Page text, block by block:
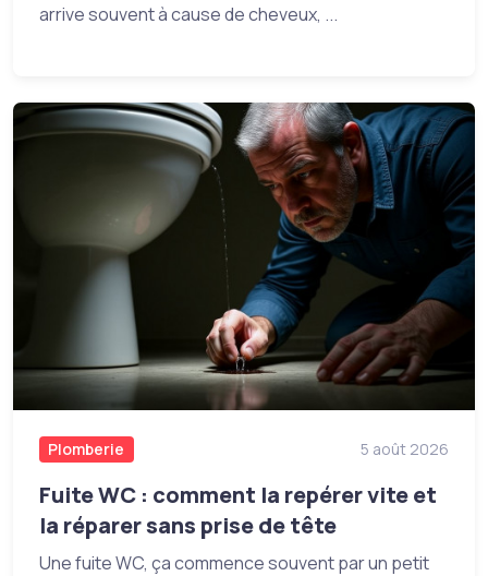
arrive souvent à cause de cheveux, ...
Plomberie 5 août 2026
Fuite WC : comment la repérer vite et
la réparer sans prise de tête
Une fuite WC, ça commence souvent par un petit